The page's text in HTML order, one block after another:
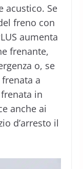
acustico. Se
freno con
aumenta
frenante,
o, se
a
in
anche ai
d’arresto il